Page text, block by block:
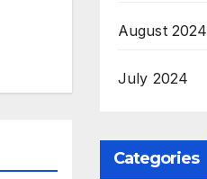
August 2024
July 2024
Categories